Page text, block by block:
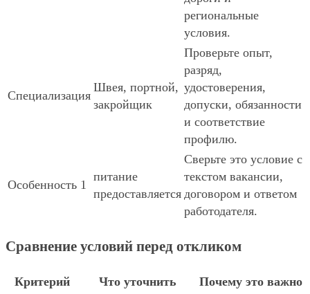
региональные
условия.
Специализация
Швея, портной,
закройщик
Проверьте опыт,
разряд,
удостоверения,
допуски, обязанности
и соответствие
профилю.
Особенность 1
питание
предоставляется
Сверьте это условие с
текстом вакансии,
договором и ответом
работодателя.
Сравнение условий перед откликом
Критерий Что уточнить Почему это важно